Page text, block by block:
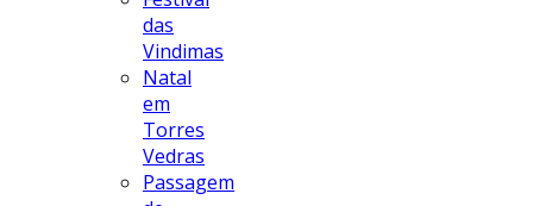
das
Vindimas
Natal
em
Torres
Vedras
Passagem